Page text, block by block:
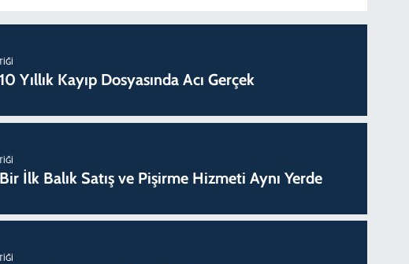
Yıllık Kayıp Dosyasında Acı Gerçek
İlk Balık Satış ve Pişirme Hizmeti Aynı Yerde